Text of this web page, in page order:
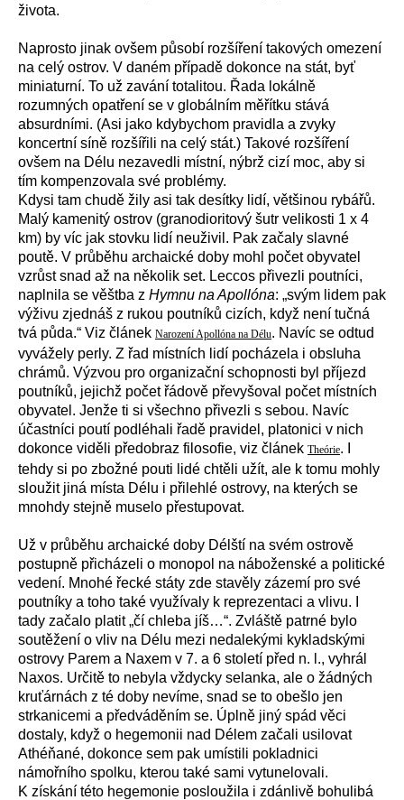
života.
Naprosto jinak ovšem působí rozšíření takových omezení
na celý ostrov. V daném případě dokonce na stát, byť
miniaturní. To už zavání totalitou. Řada lokálně
rozumných opatření se v globálním měřítku stává
absurdními. (Asi jako kdybychom pravidla a zvyky
koncertní síně rozšířili na celý stát.) Takové rozšíření
ovšem na Délu nezavedli místní, nýbrž cizí moc, aby si
tím kompenzovala své problémy.
Kdysi tam chudě žily asi tak desítky lidí, většinou rybářů.
Malý kamenitý ostrov (granodioritový šutr velikosti 1 x 4
km) by víc jak stovku lidí neuživil. Pak začaly slavné
poutě. V průběhu archaické doby mohl počet obyvatel
vzrůst snad až na několik set. Leccos přivezli poutníci,
naplnila se věštba z Hymnu na Apollóna: „svým lidem pak
výživu zjednáš z rukou poutníků cizích, když není tučná
tvá půda.“ Viz článek Narození Apollóna na Délu. Navíc se odtud
vyvážely perly. Z řad místních lidí pocházela i obsluha
chrámů. Výzvou pro organizační schopnosti byl příjezd
poutníků, jejichž počet řádově převyšoval počet místních
obyvatel. Jenže ti si všechno přivezli s sebou. Navíc
účastníci poutí podléhali řadě pravidel, platonici v nich
dokonce viděli předobraz filosofie, viz článek Theórie. I
tehdy si po zbožné pouti lidé chtěli užít, ale k tomu mohly
sloužit jiná místa Délu i přilehlé ostrovy, na kterých se
mnohdy stejně muselo přestupovat.
Už v průběhu archaické doby Délští na svém ostrově
postupně přicházeli o monopol na náboženské a politické
vedení. Mnohé řecké státy zde stavěly zázemí pro své
poutníky a toho také využívaly k reprezentaci a vlivu. I
tady začalo platit „čí chleba jíš…“. Zvláště patrné bylo
soutěžení o vliv na Délu mezi nedalekými kykladskými
ostrovy Parem a Naxem v 7. a 6 století před n. l., vyhrál
Naxos. Určitě to nebyla vždycky selanka, ale o žádných
kruťárnách z té doby nevíme, snad se to obešlo jen
strkanicemi a předváděním se. Úplně jiný spád věci
dostaly, když o hegemonii nad Délem začali usilovat
Athéňané, dokonce sem pak umístili pokladnici
námořního spolku, kterou také sami vytunelovali.
K získání této hegemonie posloužila i zdánlivě bohulibá